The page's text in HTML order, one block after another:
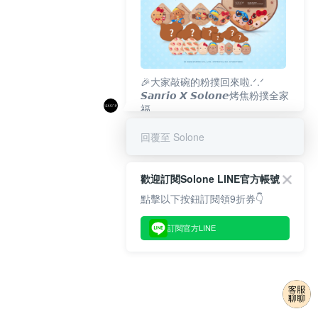
🎉大家敲碗的粉撲回來啦.ᐟ‪‪.ᐟ
𝙎𝙖𝙣𝙧𝙞𝙤 𝙓 𝙎𝙤𝙡𝙤𝙣𝙚烤焦粉撲全家
福
回覆至 Solone
歡迎訂閱Solone LINE官方帳號
點擊以下按鈕訂閱領9折券👇
訂閱官方LINE